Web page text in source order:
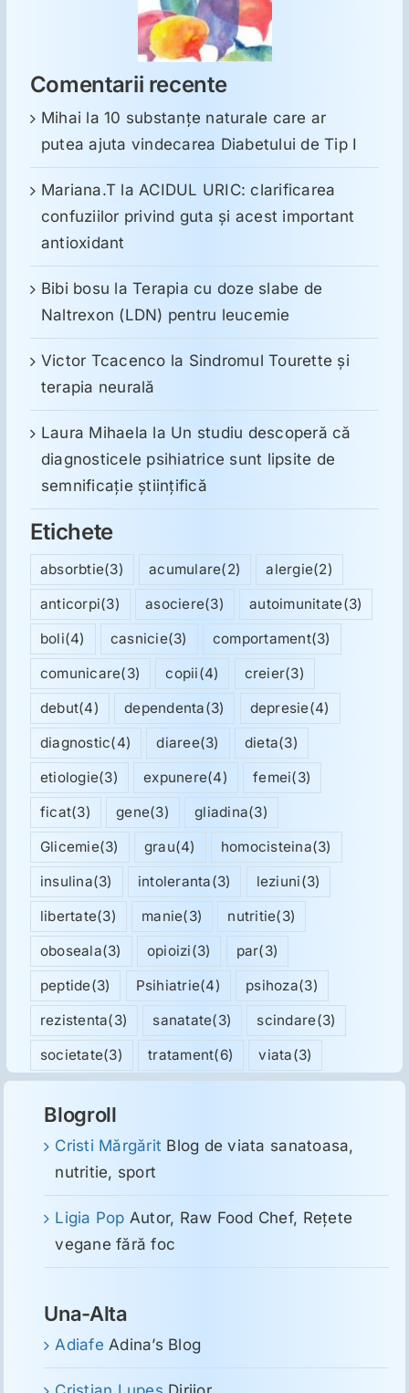
Comentarii recente
Mihai la10 substanţe naturale care ar
putea ajuta vindecarea Diabetului de Tip I
Mariana.T laACIDUL URIC: clarificarea
confuziilor privind guta și acest important
antioxidant
Bibi bosu laTerapia cu doze slabe de
Naltrexon (LDN) pentru leucemie
Victor Tcacenco la Sindromul Tourette şi
terapia neurală
Laura Mihaela la Un studiu descoperă că
diagnosticele psihiatrice sunt lipsite de
semnificație științifică
Etichete
absorbtie(3) acumulare(2) alergie(2)
anticorpi(3) asociere(3) autoimunitate(3)
boli(4) casnicie(3) comportament(3)
comunicare(3) copii(4) creier(3)
debut(4) dependenta(3) depresie(4)
diagnostic(4) diaree(3) dieta(3)
etiologie(3) expunere(4) femei(3)
ficat(3) gene(3) gliadina(3)
Glicemie(3) grau(4) homocisteina(3)
insulina(3) intoleranta(3) leziuni(3)
libertate(3) manie(3) nutritie(3)
oboseala(3) opioizi(3) par(3)
peptide(3) Psihiatrie(4) psihoza(3)
rezistenta(3) sanatate(3) scindare(3)
societate(3) tratament(6) viata(3)
Blogroll
Cristi Mărgărit Blog de viata sanatoasa,
nutritie, sport
Ligia Pop Autor, Raw Food Chef, Reţete
vegane fără foc
Una-Alta
Adiafe Adina’s Blog